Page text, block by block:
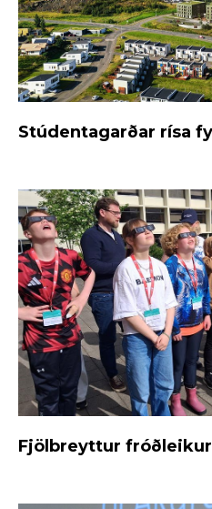
Stúdentagarðar rísa
Fjölbreyttur